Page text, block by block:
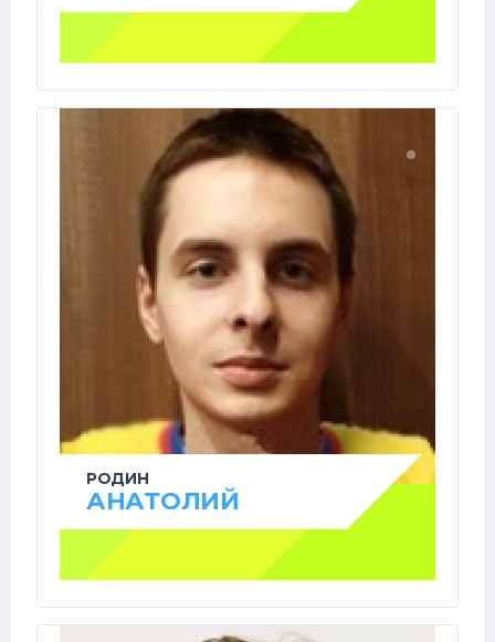
РОДИН
АНАТОЛИЙ